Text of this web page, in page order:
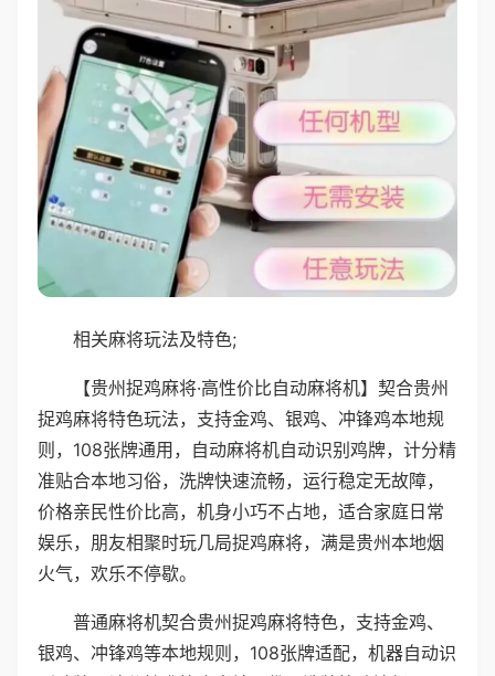
相关麻将玩法及特色;
【贵州捉鸡麻将·高性价比自动麻将机】契合贵州
捉鸡麻将特色玩法，支持金鸡、银鸡、冲锋鸡本地规
则，108张牌通用，自动麻将机自动识别鸡牌，计分精
准贴合本地习俗，洗牌快速流畅，运行稳定无故障，
价格亲民性价比高，机身小巧不占地，适合家庭日常
娱乐，朋友相聚时玩几局捉鸡麻将，满是贵州本地烟
火气，欢乐不停歇。
普通麻将机契合贵州捉鸡麻将特色，支持金鸡、
银鸡、冲锋鸡等本地规则，108张牌适配，机器自动识